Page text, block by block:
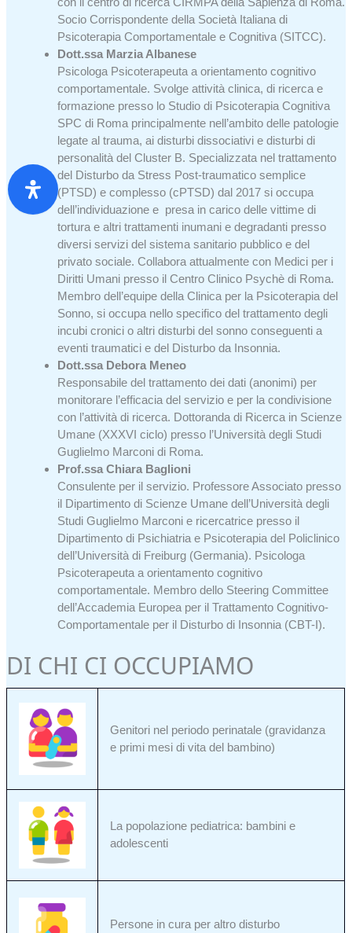
Socio Corrispondente della Società Italiana di
Psicoterapia Comportamentale e Cognitiva (SITCC).
Dott.ssa Marzia Albanese
Psicologa Psicoterapeuta a orientamento cognitivo
comportamentale. Svolge attività clinica, di ricerca e
formazione presso lo Studio di Psicoterapia Cognitiva
SPC di Roma principalmente nell’ambito delle patologie
legate al trauma, ai disturbi dissociativi e disturbi di
personalità del Cluster B. Specializzata nel trattamento
del Disturbo da Stress Post-traumatico semplice
(PTSD) e complesso (cPTSD) dal 2017 si occupa
dell’individuazione e presa in carico delle vittime di
tortura e altri trattamenti inumani e degradanti presso
diversi servizi del sistema sanitario pubblico e del
privato sociale. Collabora attualmente con Medici per i
Diritti Umani presso il Centro Clinico Psychè di Roma.
Membro dell’equipe della Clinica per la Psicoterapia del
Sonno, si occupa nello specifico del trattamento degli
incubi cronici o altri disturbi del sonno conseguenti a
eventi traumatici e del Disturbo da Insonnia.
Dott.ssa Debora Meneo
Responsabile del trattamento dei dati (anonimi) per
monitorare l’efficacia del servizio e per la condivisione
con l’attività di ricerca. Dottoranda di Ricerca in Scienze
Umane (XXXVI ciclo) presso l’Università degli Studi
Guglielmo Marconi di Roma.
Prof.ssa Chiara Baglioni
Consulente per il servizio. Professore Associato presso
il Dipartimento di Scienze Umane dell’Università degli
Studi Guglielmo Marconi e ricercatrice presso il
Dipartimento di Psichiatria e Psicoterapia del Policlinico
dell’Università di Freiburg (Germania). Psicologa
Psicoterapeuta a orientamento cognitivo
comportamentale. Membro dello Steering Committee
dell’Accademia Europea per il Trattamento Cognitivo-
Comportamentale per il Disturbo di Insonnia (CBT-I).
DI CHI CI OCCUPIAMO
Genitori nel periodo perinatale (gravidanza
e primi mesi di vita del bambino)
La popolazione pediatrica: bambini e
adolescenti
Persone in cura per altro disturbo